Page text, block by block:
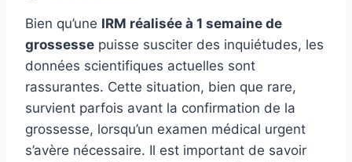
Bien qu’une IRM réalisée à 1 semaine de
grossesse puisse susciter des inquiétudes, les
données scientifiques actuelles sont
rassurantes. Cette situation, bien que rare,
survient parfois avant la confirmation de la
grossesse, lorsqu’un examen médical urgent
s’avère nécessaire. Il est important de savoir